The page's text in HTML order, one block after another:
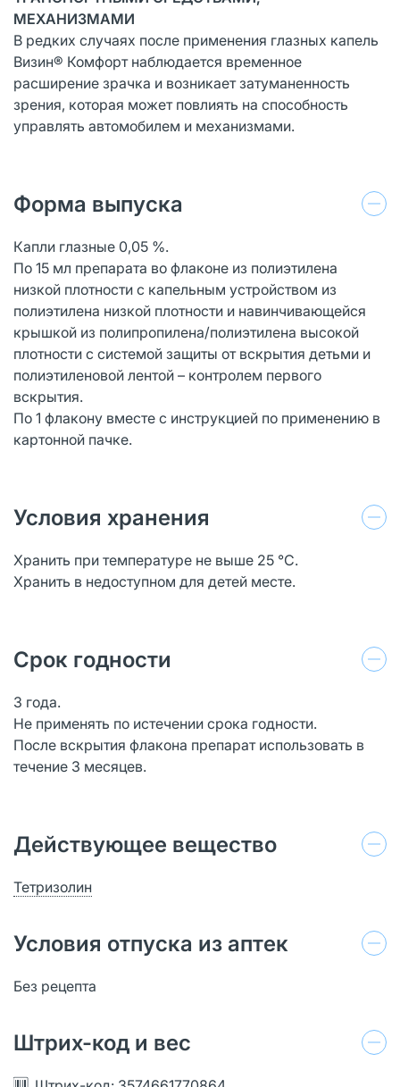
МЕХАНИЗМАМИ
В редких случаях после применения глазных капель
Визин® Комфорт наблюдается временное
расширение зрачка и возникает затуманенность
зрения, которая может повлиять на способность
управлять автомобилем и механизмами.
Форма выпуска
Капли глазные 0,05 %.
По 15 мл препарата во флаконе из полиэтилена
низкой плотности с капельным устройством из
полиэтилена низкой плотности и навинчивающейся
крышкой из полипропилена/полиэтилена высокой
плотности с системой защиты от вскрытия детьми и
полиэтиленовой лентой – контролем первого
вскрытия.
По 1 флакону вместе с инструкцией по применению в
картонной пачке.
Условия хранения
Хранить при температуре не выше 25 °С.
Хранить в недоступном для детей месте.
Срок годности
3 года.
Не применять по истечении срока годности.
После вскрытия флакона препарат использовать в
течение 3 месяцев.
Действующее вещество
Тетризолин
Условия отпуска из аптек
Без рецепта
Штрих-код и вес